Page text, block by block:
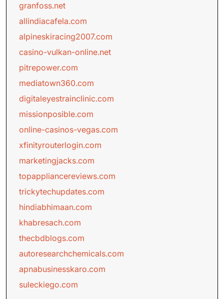
granfoss.net
allindiacafela.com
alpineskiracing2007.com
casino-vulkan-online.net
pitrepower.com
mediatown360.com
digitaleyestrainclinic.com
missionposible.com
online-casinos-vegas.com
xfinityrouterlogin.com
marketingjacks.com
topappliancereviews.com
trickytechupdates.com
hindiabhimaan.com
khabresach.com
thecbdblogs.com
autoresearchchemicals.com
apnabusinesskaro.com
suleckiego.com